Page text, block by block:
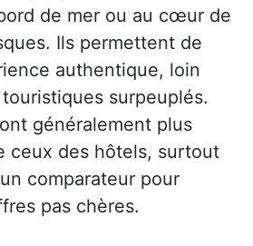
de mer ou au cœur de
Ils permettent de
authentique, loin
surpeuplés.
généralement plus
ceux des hôtels, surtout
comparateur pour
pas chères.